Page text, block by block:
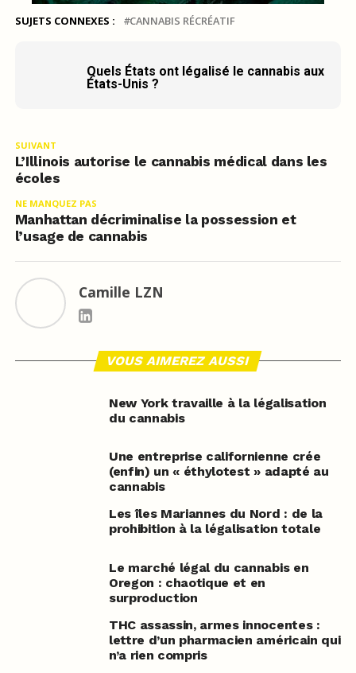
SUJETS CONNEXES : CANNABIS RÉCRÉATIF
Quels États ont légalisé le cannabis aux
États-Unis ?
SUIVANT
L’Illinois autorise le cannabis médical dans les
écoles
NE MANQUEZ PAS
Manhattan décriminalise la possession et
l’usage de cannabis
Camille LZN
VOUS AIMEREZ AUSSI
New York travaille à la légalisation
du cannabis
Une entreprise californienne crée
(enfin) un « éthylotest » adapté au
cannabis
Les îles Mariannes du Nord : de la
prohibition à la légalisation totale
Le marché légal du cannabis en
Oregon : chaotique et en
surproduction
THC assassin, armes innocentes :
lettre d’un pharmacien américain qui
n’a rien compris